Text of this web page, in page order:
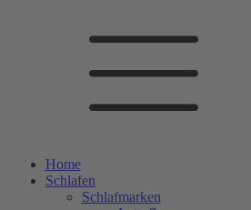
Home
Schlafen
Schlafmarken